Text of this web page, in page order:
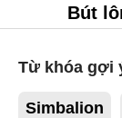
Bút
Từ khóa gợi
Simbalion